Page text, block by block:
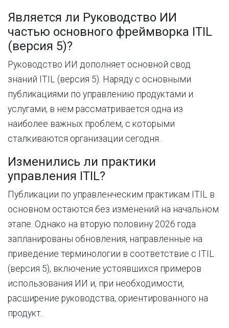
Является ли Руководство ИИ
частью основного фреймворка ITIL
(версия 5)?
Руководство ИИ дополняет основной свод
знаний ITIL (версия 5). Наряду с основными
публикациями по управлению продуктами и
услугами, в нем рассматривается одна из
наиболее важных проблем, с которыми
сталкиваются организации сегодня
Изменились ли практики
управления ITIL?
Публикации по управленческим практикам ITIL в
основном остаются без изменений на начальном
этапе. Однако на вторую половину 2026 года
запланированы обновления, направленные на
приведение терминологии в соответствие с ITIL
(версия 5), включение устоявшихся примеров
использования ИИ и, при необходимости,
расширение руководства, ориентированного на
продукт